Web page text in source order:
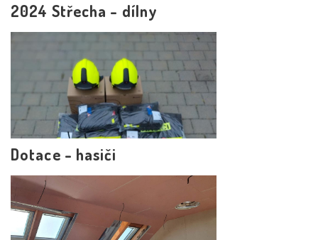
2024 Střecha - dílny
Dotace - hasiči